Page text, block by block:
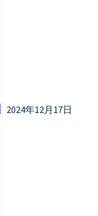
2024年12月17日